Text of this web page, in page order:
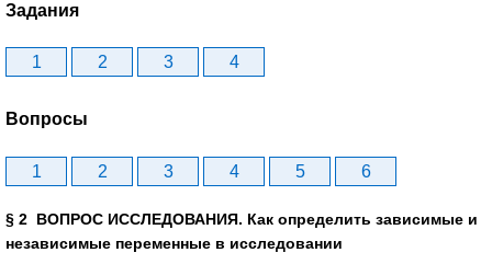
Задания
1 2 3 4
Вопросы
1 2 3 4 5 6
§ 2 ВОПРОС ИССЛЕДОВАНИЯ. Как определить зависимые и
независимые переменные в исследовании